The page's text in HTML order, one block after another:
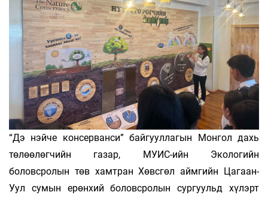
“Дэ нэйче консерванси” байгууллагын Монгол дахь
төлөөлөгчийн газар, МУИС-ийн Экологийн
боловсролын төв хамтран Хөвсгөл аймгийн Цагаан-
Уул сумын ерөнхий боловсролын сургуульд хүлэрт